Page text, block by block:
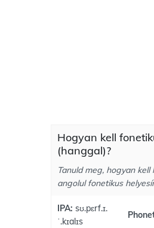
Hogyan kell
(hanggal)?
Tanuld meg, hogyan
angolul fonetikus
IPA: sʊ.pɛrf.ɪ.
ˈ.kɪalɪs